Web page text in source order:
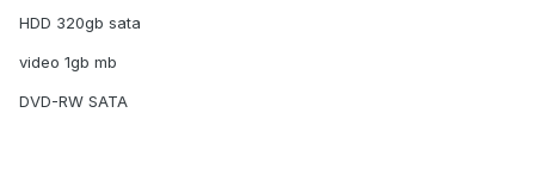
HDD 320gb sata
video 1gb mb
DVD-RW SATA